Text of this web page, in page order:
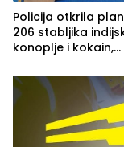
Policija otkrila
206 stabljika
konoplje i kokain,
(FOTO)